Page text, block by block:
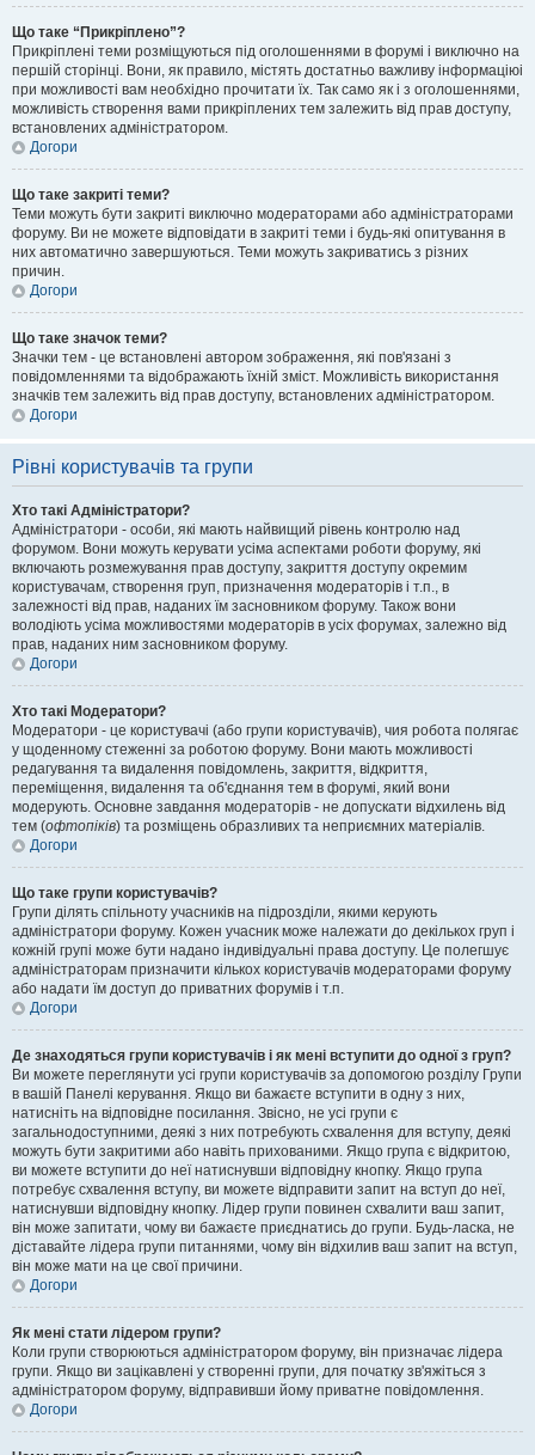
Що таке “Прикріплено”?
Прикріплені теми розміщуються під оголошеннями в форумі і виключно на
першій сторінці. Вони, як правило, містять достатньо важливу інформаціюі
при можливості вам необхідно прочитати їх. Так само як і з оголошеннями,
можливість створення вами прикріплених тем залежить від прав доступу,
встановлених адміністратором.
Догори
Що таке закриті теми?
Теми можуть бути закриті виключно модераторами або адміністраторами
форуму. Ви не можете відповідати в закриті теми і будь-які опитування в
них автоматично завершуються. Теми можуть закриватись з різних
причин.
Догори
Що таке значок теми?
Значки тем - це встановлені автором зображення, які пов'язані з
повідомленнями та відображають їхній зміст. Можливість використання
значків тем залежить від прав доступу, встановлених адміністратором.
Догори
Рівні користувачів та групи
Хто такі Адміністратори?
Адміністратори - особи, які мають найвищий рівень контролю над
форумом. Вони можуть керувати усіма аспектами роботи форуму, які
включають розмежування прав доступу, закриття доступу окремим
користувачам, створення груп, призначення модераторів і т.п., в
залежності від прав, наданих їм засновником форуму. Також вони
володіють усіма можливостями модераторів в усіх форумах, залежно від
прав, наданих ним засновником форуму.
Догори
Хто такі Модератори?
Модератори - це користувачі (або групи користувачів), чия робота полягає
у щоденному стеженні за роботою форуму. Вони мають можливості
редагування та видалення повідомлень, закриття, відкриття,
переміщення, видалення та об'єднання тем в форумі, який вони
модерують. Основне завдання модераторів - не допускати відхилень від
тем (офтопіків) та розміщень образливих та неприємних матеріалів.
Догори
Що таке групи користувачів?
Групи ділять спільноту учасників на підрозділи, якими керують
адміністратори форуму. Кожен учасник може належати до декількох груп і
кожній групі може бути надано індивідуальні права доступу. Це полегшує
адміністраторам призначити кількох користувачів модераторами форуму
або надати їм доступ до приватних форумів і т.п.
Догори
Де знаходяться групи користувачів і як мені вступити до одної з груп?
Ви можете переглянути усі групи користувачів за допомогою розділу Групи
в вашій Панелі керування. Якщо ви бажаєте вступити в одну з них,
натисніть на відповідне посилання. Звісно, не усі групи є
загальнодоступними, деякі з них потребують схвалення для вступу, деякі
можуть бути закритими або навіть прихованими. Якщо група є відкритою,
ви можете вступити до неї натиснувши відповідну кнопку. Якщо група
потребує схвалення вступу, ви можете відправити запит на вступ до неї,
натиснувши відповідну кнопку. Лідер групи повинен схвалити ваш запит,
він може запитати, чому ви бажаєте приєднатись до групи. Будь-ласка, не
діставайте лідера групи питаннями, чому він відхилив ваш запит на вступ,
він може мати на це свої причини.
Догори
Як мені стати лідером групи?
Коли групи створюються адміністратором форуму, він призначає лідера
групи. Якщо ви зацікавлені у створенні групи, для початку зв'яжіться з
адміністратором форуму, відправивши йому приватне повідомлення.
Догори